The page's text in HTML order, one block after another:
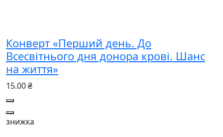
Конверт «Перший день. До
Всесвітнього дня донора крові. Шанс
на життя»
15.00 ₴
знижка